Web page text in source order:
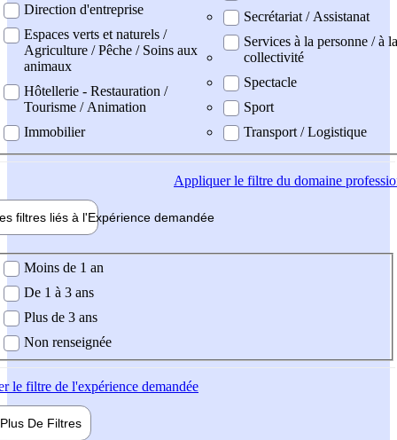
Direction d'entreprise
Espaces verts et naturels /
Agriculture / Pêche / Soins aux
animaux
Hôtellerie - Restauration /
Tourisme / Animation
Immobilier
Secrétariat / Assistanat
Services à la personne / à la
collectivité
Spectacle
Sport
Transport / Logistique
Appliquerle filtre du domaine
filtres liés à l'Expérience demandée
demandée
Moins de 1 an
De 1 à 3 ans
Plus de 3 ans
Non renseignée
le filtre de l'expérience demandée
Plus De Filtres